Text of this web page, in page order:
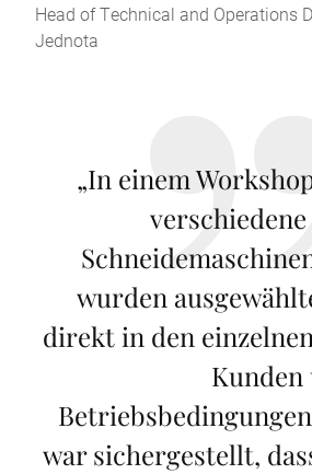
Head of Technical and Operations
Jednota
„In einem
wurden
direkt in den
war sichergestellt,